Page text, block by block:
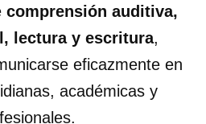
comprensión auditiva,
lectura y escritura,
eficazmente en
académicas y